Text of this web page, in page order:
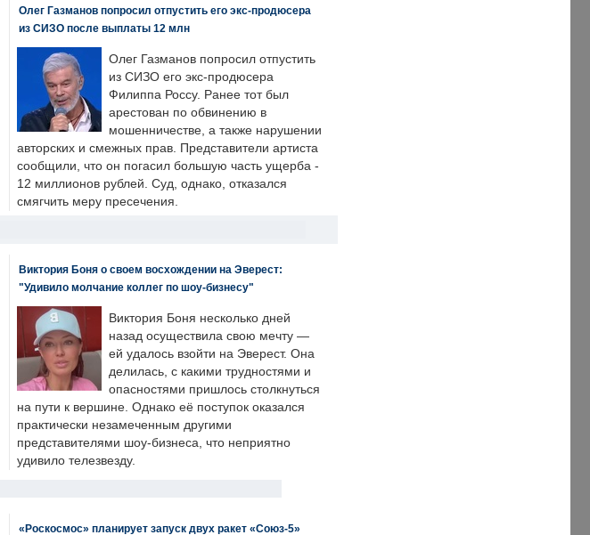
Олег Газманов попросил отпустить его экс-продюсера
из СИЗО после выплаты 12 млн
Олег Газманов попросил отпустить
из СИЗО его экс-продюсера
Филиппа Россу. Ранее тот был
арестован по обвинению в
мошенничестве, а также нарушении
авторских и смежных прав. Представители артиста
сообщили, что он погасил большую часть ущерба -
12 миллионов рублей. Суд, однако, отказался
смягчить меру пресечения.
Виктория Боня о своем восхождении на Эверест:
"Удивило молчание коллег по шоу-бизнесу"
Виктория Боня несколько дней
назад осуществила свою мечту —
ей удалось взойти на Эверест. Она
делилась, с какими трудностями и
опасностями пришлось столкнуться
на пути к вершине. Однако её поступок оказался
практически незамеченным другими
представителями шоу-бизнеса, что неприятно
удивило телезвезду.
«Роскосмос» планирует запуск двух ракет «Союз-5»